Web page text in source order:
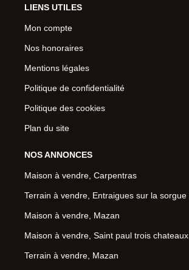
LIENS UTILES
Mon compte
Nos honoraires
Mentions légales
Politique de confidentialité
Politique des cookies
Plan du site
NOS ANNONCES
Maison à vendre, Carpentras
Terrain à vendre, Entraigues sur la sorgue
Maison à vendre, Mazan
Maison à vendre, Saint paul trois chateaux
Terrain à vendre, Mazan